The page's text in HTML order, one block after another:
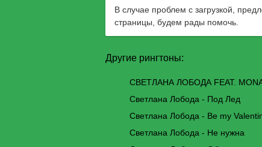
В случае проблем с загрузкой,
страницы, будем рады помочь.
Другие рингтоны:
СВЕТЛАНА ЛОБОДА FEAT.
Светлана Лобода - Под Лед
Светлана Лобода - Be my
Светлана Лобода - Не нужна